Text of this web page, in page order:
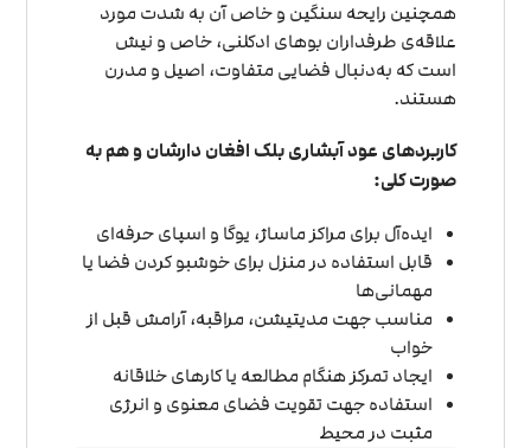
همچنین رایحه سنگین و خاص آن به شدت مورد
علاقه‌ی طرفداران بوهای ادکلنی، خاص و نیش
است که به‌دنبال فضایی متفاوت، اصیل و مدرن
هستند.
کاربردهای عود آبشاری بلک افغان دارشان و هم به
صورت کلی:
ایده‌آل برای مراکز ماساژ، یوگا و اسپای حرفه‌ای
قابل استفاده در منزل برای خوشبو کردن فضا یا
مهمانی‌ها
مناسب جهت مدیتیشن، مراقبه، آرامش قبل از
خواب
ایجاد تمرکز هنگام مطالعه یا کارهای خلاقانه
استفاده جهت تقویت فضای معنوی و انرژی
مثبت در محیط